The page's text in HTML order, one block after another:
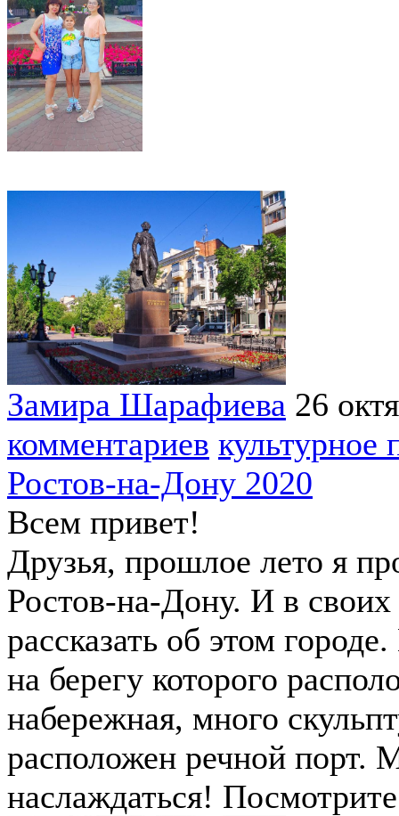
Замира Шарафиева 26
комментариев культурное
Ростов-на-Дону 2020
Всем привет!
Друзья, прошлое лето я
Ростов-на-Дону. И в
рассказать об этом
на берегу которого
набережная, много
расположен речной порт.
наслаждаться!